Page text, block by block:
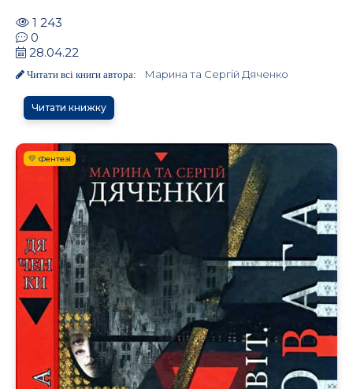
1 243
0
28.04.22
Читати всі книги автора: Марина та Сергій Дяченко
Читати книжку
💛 Фентезі